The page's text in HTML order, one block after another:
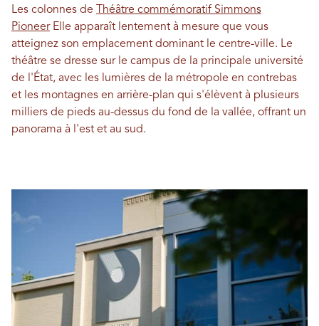
Les colonnes de
Théâtre commémoratif Simmons
PioneerElle apparaît lentement à mesure que vous
atteignez son emplacement dominant le centre-ville. Le
théâtre se dresse sur le campus de la principale université
de l'État, avec les lumières de la métropole en contrebas
et les montagnes en arrière-plan qui s'élèvent à plusieurs
milliers de pieds au-dessus du fond de la vallée, offrant un
panorama à l'est et au sud.